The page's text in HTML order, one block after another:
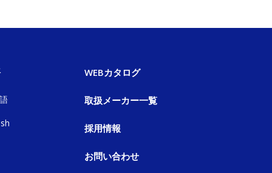
WEBカタログ
取扱メーカー一覧
採用情報
お問い合わせ